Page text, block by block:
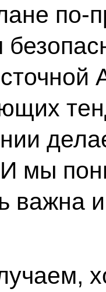
мы
важна